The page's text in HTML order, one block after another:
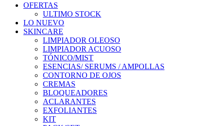
OFERTAS
ULTIMO STOCK
LO NUEVO
SKINCARE
LIMPIADOR OLEOSO
LIMPIADOR ACUOSO
TÓNICO/MIST
ESENCIAS/ SERUMS / AMPOLLAS
CONTORNO DE OJOS
CREMAS
BLOQUEADORES
ACLARANTES
EXFOLIANTES
KIT